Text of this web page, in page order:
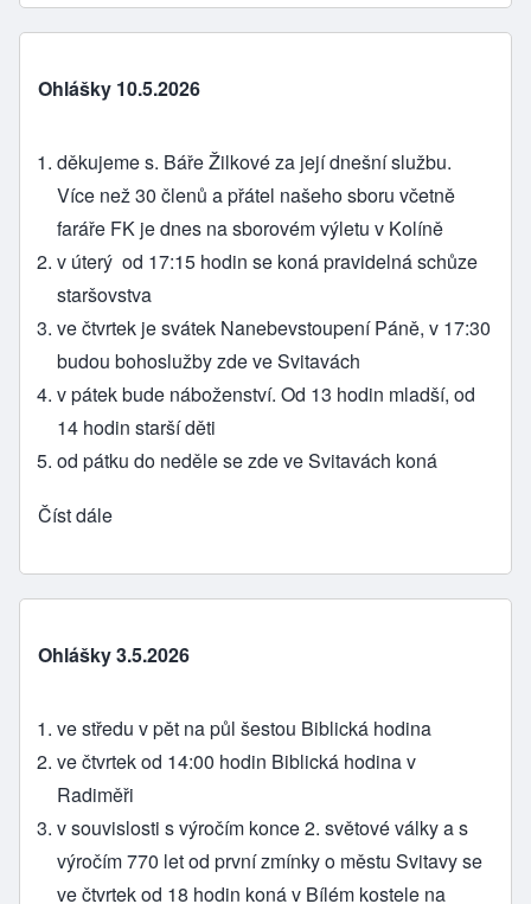
Ohlášky 10.5.2026
děkujeme s. Báře Žilkové za její dnešní službu.
Více než 30 členů a přátel našeho sboru včetně
faráře FK je dnes na sborovém výletu v Kolíně
v úterý od 17:15 hodin se koná pravidelná schůze
staršovstva
ve čtvrtek je svátek Nanebevstoupení Páně, v 17:30
budou bohoslužby zde ve Svitavách
v pátek bude náboženství. Od 13 hodin mladší, od
14 hodin starší děti
od pátku do neděle se zde ve Svitavách koná
Číst dále
Ohlášky 3.5.2026
ve středu v pět na půl šestou Biblická hodina
ve čtvrtek od 14:00 hodin Biblická hodina v
Radiměři
v souvislosti s výročím konce 2. světové války a s
výročím 770 let od první zmínky o městu Svitavy se
ve čtvrtek od 18 hodin koná v Bílém kostele na